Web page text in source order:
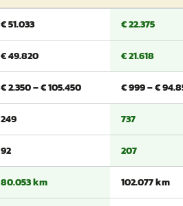
€ 51.033 € 22.375
€ 49.820 € 21.618
€ 2.350 – € 105.450 € 999 – €
249 737
92 207
80.053 km 102.077 km